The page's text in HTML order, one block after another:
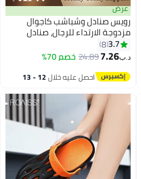
عرض
رويس صنادل وشباشب كاجوال
مزدوجة الارتداء للرجال، صنادل
شاطئ عصرية متعددة الاستخدامات
ونعل ناعم ونعل ناعم للرجال،
شباشب قابلة للتنفس ومقاومة
للانزلاق للصيف أو ملابس السباحة
3.7
8
د.ب‏7.26
24.89خصم 70%
احصل عليه خلال 12 - 13